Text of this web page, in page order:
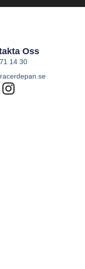
Oss
14 30